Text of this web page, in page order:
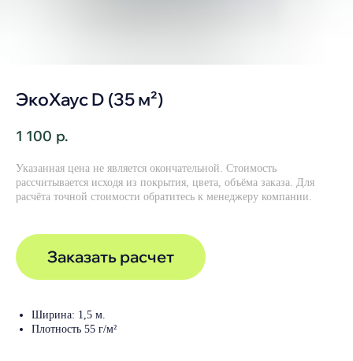
ЭкоХаус D (35 м²)
1 100 р.
Указанная цена не является окончательной. Стоимость
рассчитывается исходя из покрытия, цвета, объёма заказа. Для
расчёта точной стоимости обратитесь к менеджеру компании.
Заказать расчет
Ширина: 1,5 м.
Плотность 55 г/м²